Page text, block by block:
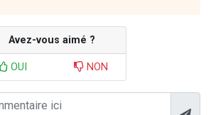
Avez-vous aimé ?
OUI NON